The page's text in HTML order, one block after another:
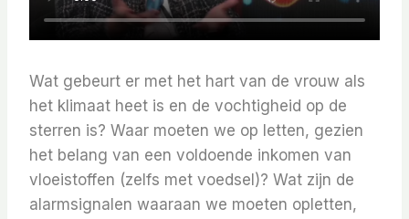
Wat gebeurt er met het hart van de vrouw als
het klimaat heet is en de vochtigheid op de
sterren is? Waar moeten we op letten, gezien
het belang van een voldoende inkomen van
vloeistoffen (zelfs met voedsel)? Wat zijn de
alarmsignalen waaraan we moeten opletten,